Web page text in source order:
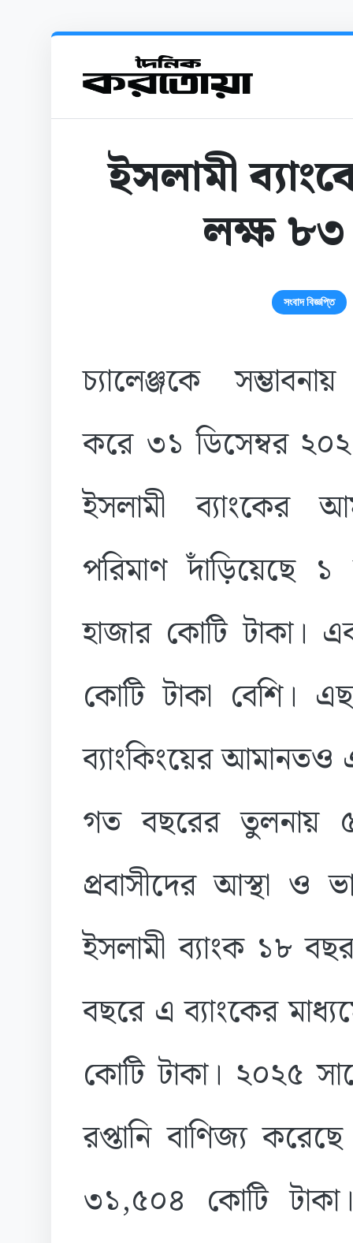
ইসলামী
লক্ষ ৮৩
সংবাদ বিজ্ঞপ্তি
চ্যালেঞ্জকে
করে ৩১ ডিসেম্বর
ইসলামী ব্যাংকের
পরিমাণ দাঁড়িয়েছে
হাজার কোটি টাকা।
কোটি টাকা বেশি।
ব্যাংকিংয়ের আমানতও
গত বছরের তুলনায়
প্রবাসীদের আস্থা ও
ইসলামী ব্যাংক ১৮
বছরে এ ব্যাংকের
কোটি টাকা। ২০২৫
রপ্তানি বাণিজ্য
৩১,৫০৪ কোটি